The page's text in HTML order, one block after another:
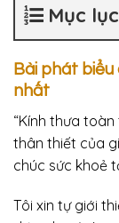
Mục
Bài phát
nhất
“Kính thưa
thân thiết của
chúc sức khoẻ
Tôi xin tự giới